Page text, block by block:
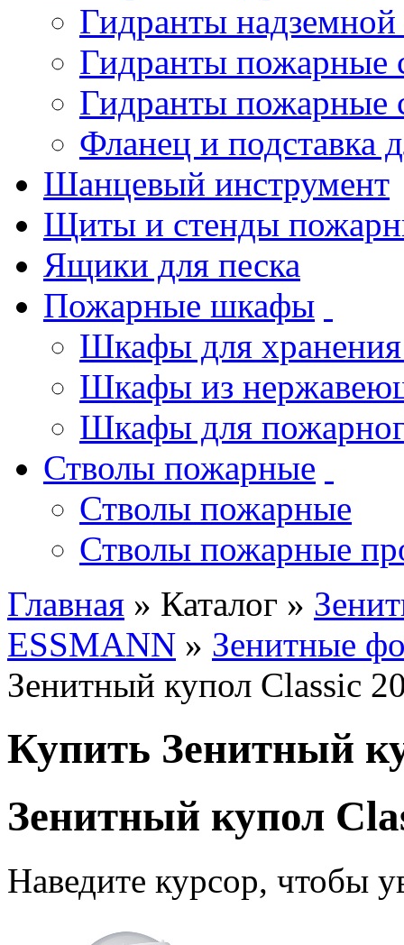
Гидранты
Гидранты пожарные
Гидранты пожарные
Фланец и подставка
Шанцевый инструмент
Щиты и стенды
Ящики для песка
Пожарные шкафы
Шкафы для хранения
Шкафы из
Шкафы для
Стволы пожарные
Стволы пожарные
Стволы пожарные
Главная » Каталог »
ESSMANN » Зенитные
Зенитный купол Classic
Купить Зенитный
Зенитный купол
Наведите курсор, чтобы